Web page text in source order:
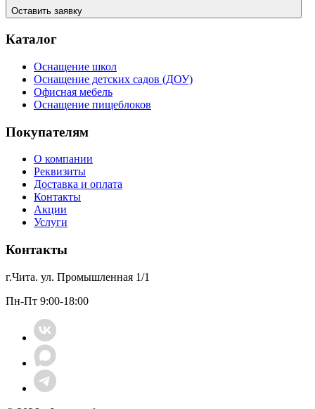
Оставить заявку
Каталог
Оснащение школ
Оснащение детских садов (ДОУ)
Офисная мебель
Оснащение пищеблоков
Покупателям
О компании
Реквизиты
Доставка и оплата
Контакты
Акции
Услуги
Контакты
г.Чита. ул. Промышленная 1/1
Пн-Пт 9:00-18:00